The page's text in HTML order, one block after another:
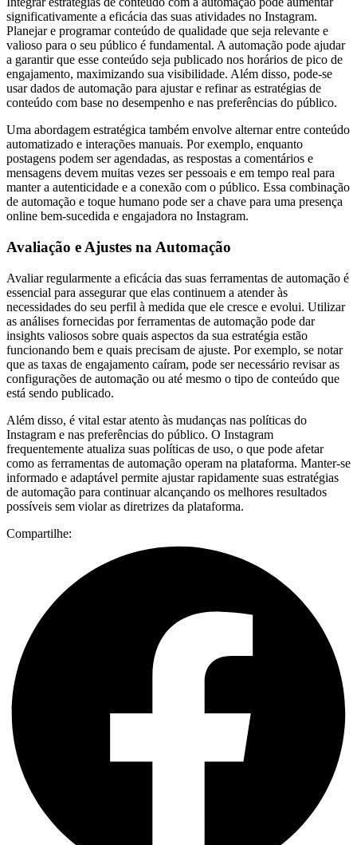
significativamente a eficácia das suas atividades no Instagram.
Planejar e programar conteúdo de qualidade que seja relevante e
valioso para o seu público é fundamental. A automação pode ajudar
a garantir que esse conteúdo seja publicado nos horários de pico de
engajamento, maximizando sua visibilidade. Além disso, pode-se
usar dados de automação para ajustar e refinar as estratégias de
conteúdo com base no desempenho e nas preferências do público.
Uma abordagem estratégica também envolve alternar entre conteúdo
automatizado e interações manuais. Por exemplo, enquanto
postagens podem ser agendadas, as respostas a comentários e
mensagens devem muitas vezes ser pessoais e em tempo real para
manter a autenticidade e a conexão com o público. Essa combinação
de automação e toque humano pode ser a chave para uma presença
online bem-sucedida e engajadora no Instagram.
Avaliação e Ajustes na Automação
Avaliar regularmente a eficácia das suas ferramentas de automação é
essencial para assegurar que elas continuem a atender às
necessidades do seu perfil à medida que ele cresce e evolui. Utilizar
as análises fornecidas por ferramentas de automação pode dar
insights valiosos sobre quais aspectos da sua estratégia estão
funcionando bem e quais precisam de ajuste. Por exemplo, se notar
que as taxas de engajamento caíram, pode ser necessário revisar as
configurações de automação ou até mesmo o tipo de conteúdo que
está sendo publicado.
Além disso, é vital estar atento às mudanças nas políticas do
Instagram e nas preferências do público. O Instagram
frequentemente atualiza suas políticas de uso, o que pode afetar
como as ferramentas de automação operam na plataforma. Manter-se
informado e adaptável permite ajustar rapidamente suas estratégias
de automação para continuar alcançando os melhores resultados
possíveis sem violar as diretrizes da plataforma.
Compartilhe: